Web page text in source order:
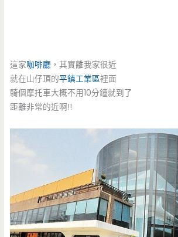
這家咖啡廳 ，其實離我家很近
就在山仔頂的平鎮工業區裡面
騎個摩托車大概不用10分鐘就到了
距離非常的近啊!!